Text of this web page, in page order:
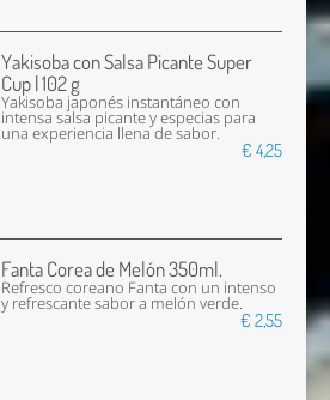
Yakisoba con Salsa Picante Super
Cup | 102 g
Yakisoba japonés instantáneo con
intensa salsa picante y especias para
una experiencia llena de sabor.
€ 4,25
Fanta Corea de Melón 350ml.
Refresco coreano Fanta con un intenso
y refrescante sabor a melón verde.
€ 2,55